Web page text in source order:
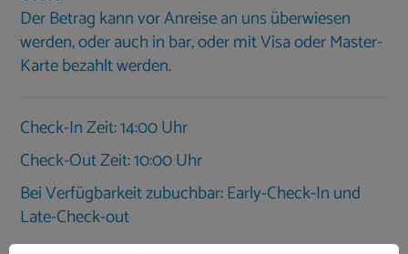
Der Betrag kann vor Anreise an uns überwiesen
werden, oder auch in bar, oder mit Visa oder Master-
Karte bezahlt werden.
Check-In Zeit: 14:00 Uhr
Check-Out Zeit: 10:00 Uhr
Bei Verfügbarkeit zubuchbar: Early-Check-In und
Late-Check-out